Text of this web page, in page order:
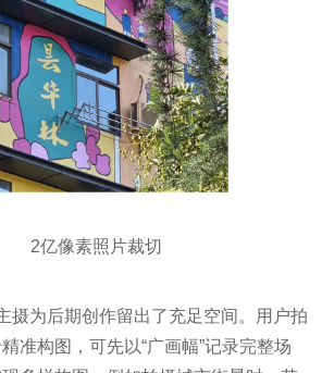
2亿像素照片裁切
摄为后期创作留出了充足空间。用户拍
准构图，可先以“广画幅”记录完整场